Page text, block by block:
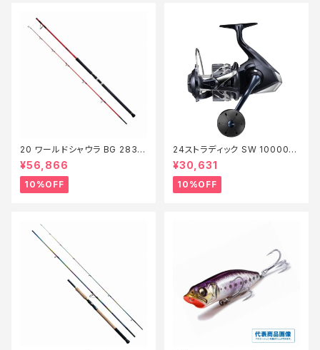
20 ワールドシャウラ BG 2836
RS-2【継続セール_ロッド】【10】
¥56,866
10%OFF
24ストラディック SW 10000H
G【継続セール_リール】【10】
¥30,631
10%OFF